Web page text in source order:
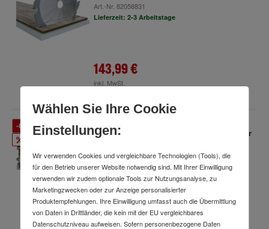
Art.-Nr. 82058831
Lieferzeit: 2-3 Arbeitstage
143,99 €
inkl. MwSt.
-61 %
Heller RatioQuick Bohrkrone Durchmesser
Art.-Nr.80086701
Lieferzeit: 2-3 Arbeitstage
UVP731,73 €
285,98 €
Wählen Sie Ihre Cookie
Einstellungen:
Wir verwenden Cookies und vergleichbare Technologien (Tools), die
für den Betrieb unserer Website notwendig sind. Mit Ihrer Einwilligung
verwenden wir zudem optionale Tools zur Nutzungsanalyse, zu
Marketingzwecken oder zur Anzeige personalisierter
Produktempfehlungen. Ihre Einwilligung umfasst auch die Übermittlung
von Daten in Drittländer, die kein mit der EU vergleichbares
Datenschutzniveau aufweisen. Sofern personenbezogene Daten